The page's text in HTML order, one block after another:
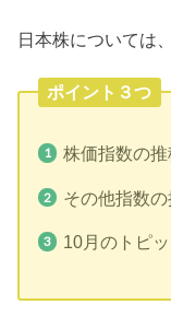
日本株については
ポイント３つ
株価指数の推
その他指数の
10月のトピ